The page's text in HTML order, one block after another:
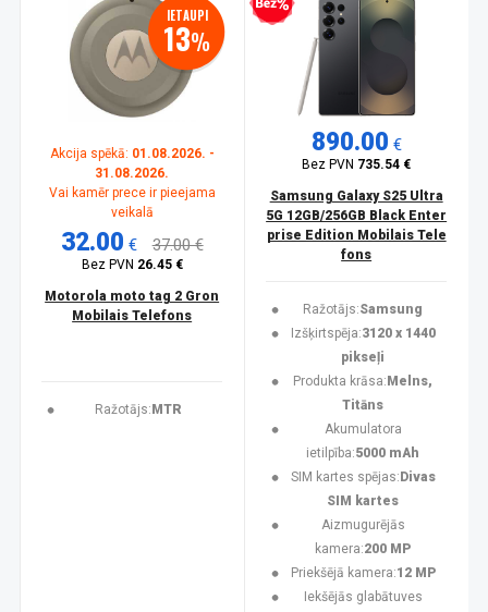
IETAUPI
13%
Akcija spēkā: 01.08.2026. -
31.08.2026.
Vai kamēr prece ir pieejama
veikalā
32.00 € 37.00 €
Bez PVN 26.45 €
Motorola moto tag 2 Gron
Mobilais Telefons
Ražotājs: MTR
Bezprocentu kredīts
890.00 €
Bez PVN 735.54 €
Samsung Galaxy S25 Ultra
5G 12GB/256GB Black Enter
prise Edition Mobilais Tele
fons
Ražotājs:Samsung
Izšķirtspēja:3120 x 1440
pikseļi
Produkta krāsa: Melns,
Titāns
Akumulatora
ietilpība:5000 mAh
SIM kartes spējas: Divas
SIM kartes
Aizmugurējās
kamera:200 MP
Priekšējā kamera:12 MP
Iekšējās glabātuves